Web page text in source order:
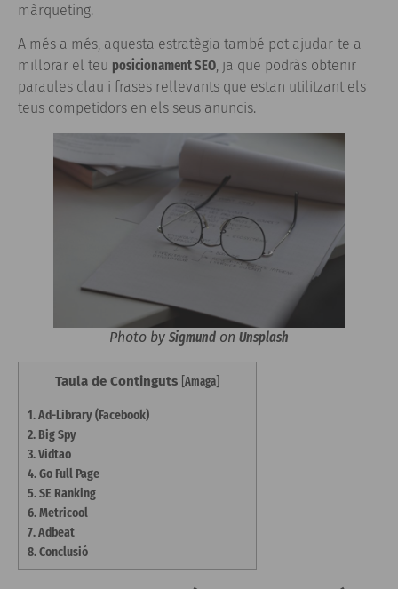
màrqueting.
A més a més, aquesta estratègia també pot ajudar-te a
millorar el teu posicionament SEO, ja que podràs obtenir
paraules clau i frases rellevants que estan utilitzant els
teus competidors en els seus anuncis.
Photo by Sigmund on Unsplash
Taula de Continguts Amaga
1.Ad-Library (Facebook)
2. Big Spy
3.Vidtao
4.Go Full Page
5.SE Ranking
6.Metricool
7.Adbeat
8.Conclusió